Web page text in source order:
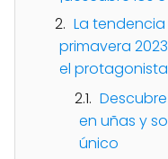
La
primavera
el
en uñas y
único